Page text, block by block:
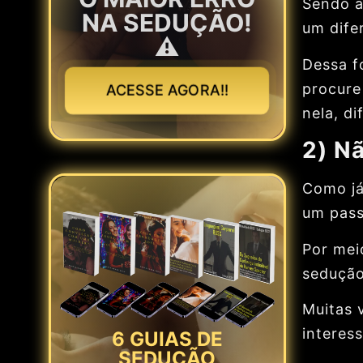
NA SEDUÇÃO!
⚠️
ACESSE AGORA!!
6 GUIAS DE
Sendo
um
Dessa
nela,
2)
Como
um
Por
Muitas